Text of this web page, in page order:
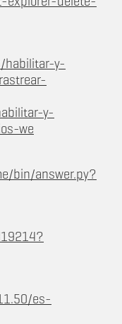
habilitar-y-
y-
we
bin/answer.py?
es-